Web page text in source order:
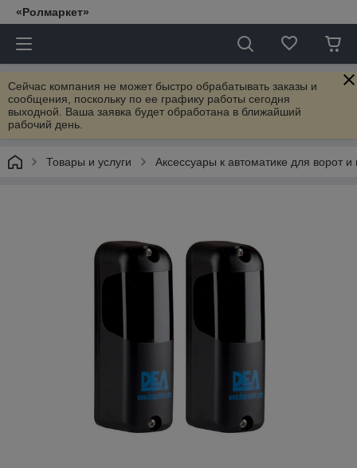
«Ролмаркет»
Сейчас компания не может быстро обрабатывать заказы и
сообщения, поскольку по ее графику работы сегодня
выходной. Ваша заявка будет обработана в ближайший
рабочий день.
Товары и услуги Аксессуары к автоматике для ворот